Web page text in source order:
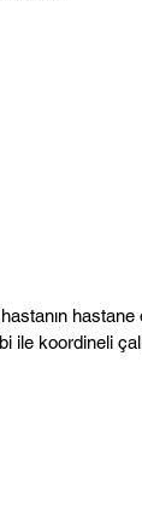
hastane
ile koordineli